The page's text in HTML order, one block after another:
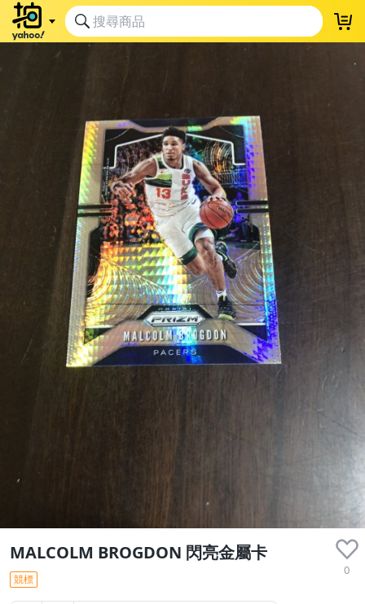
MALCOLM BROGDON 閃亮金屬卡
0
競標